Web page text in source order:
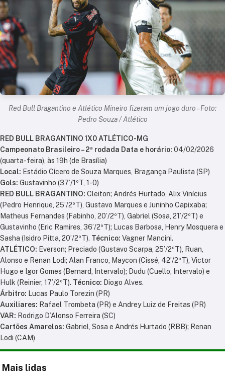
Red Bull Bragantino e Atlético Mineiro fizeram um jogo duro – Foto:
Pedro Souza / Atlético
RED BULL BRAGANTINO 1X0 ATLÉTICO-MG
Campeonato Brasileiro – 2ª rodada Data e horário: 04/02/2026
(quarta-feira), às 19h (de Brasília)
Local: Estádio Cícero de Souza Marques, Bragança Paulista (SP)
Gols: Gustavinho (37’/1ºT, 1-0)
RED BULL BRAGANTINO: Cleiton; Andrés Hurtado, Alix Vinícius
(Pedro Henrique, 25’/2ºT), Gustavo Marques e Juninho Capixaba;
Matheus Fernandes (Fabinho, 20’/2ºT), Gabriel (Sosa, 21’/2ºT) e
Gustavinho (Eric Ramires, 36’/2ºT); Lucas Barbosa, Henry Mosquera e
Sasha (Isidro Pitta, 20’/2ºT). Técnico: Vagner Mancini.
ATLÉTICO: Everson; Preciado (Gustavo Scarpa, 25’/2ºT), Ruan,
Alonso e Renan Lodi; Alan Franco, Maycon (Cissé, 42’/2ºT), Victor
Hugo e Igor Gomes (Bernard, Intervalo); Dudu (Cuello, Intervalo) e
Hulk (Reinier, 17’/2ºT). Técnico: Diogo Alves.
Árbitro: Lucas Paulo Torezin (PR)
Auxiliares: Rafael Trombeta (PR) e Andrey Luiz de Freitas (PR)
VAR: Rodrigo D’Alonso Ferreira (SC)
Cartões Amarelos: Gabriel, Sosa e Andrés Hurtado (RBB); Renan
Lodi (CAM)
Mais lidas